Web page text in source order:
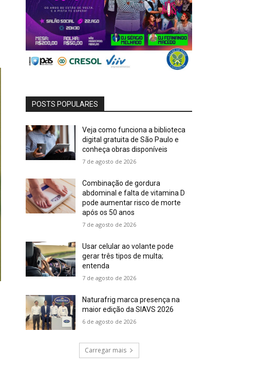
POSTS POPULARES
Veja como funciona a biblioteca
digital gratuita de São Paulo e
conheça obras disponíveis
7 de agosto de 2026
Combinação de gordura
abdominal e falta de vitamina D
pode aumentar risco de morte
após os 50 anos
7 de agosto de 2026
Usar celular ao volante pode
gerar três tipos de multa;
entenda
7 de agosto de 2026
Naturafrig marca presença na
maior edição da SIAVS 2026
6 de agosto de 2026
Carregar mais